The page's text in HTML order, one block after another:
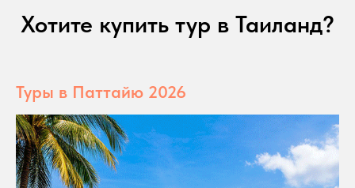
Хотите купить тур в Таиланд?
Туры в Паттайю 2026